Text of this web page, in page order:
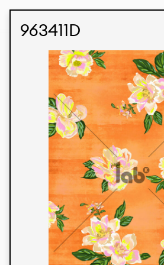
963411D
Produtos
Temos orgulho de expressar
brasileira por meio de nossos
personalizadas, trabalhando
com nossos clientes e dando
conceitos e criações. Nossa
produtos tem opções para
Oferecemos também tecidos
tecnológicos que podem ser
qualquer cor sólida ou
Cores